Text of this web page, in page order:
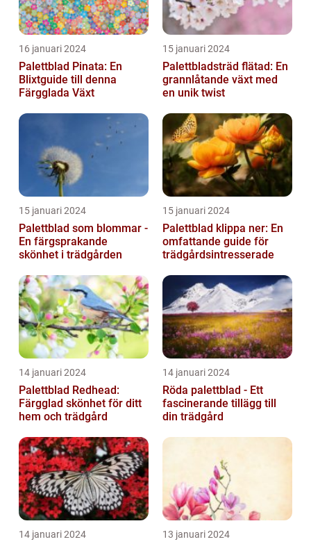
16 januari 2024
Palettblad Pinata: En
Blixtguide till denna
Färgglada Växt
15 januari 2024
Palettbladsträd flätad: En
grannlåtande växt med
en unik twist
15 januari 2024
Palettblad som blommar -
En färgsprakande
skönhet i trädgården
15 januari 2024
Palettblad klippa ner: En
omfattande guide för
trädgårdsintresserade
14 januari 2024
Palettblad Redhead:
Färgglad skönhet för ditt
hem och trädgård
14 januari 2024
Röda palettblad - Ett
fascinerande tillägg till
din trädgård
14 januari 2024 13 januari 2024